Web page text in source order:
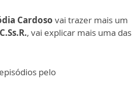
Cardoso vai trazer mais um
, vai explicar mais uma das
pelo